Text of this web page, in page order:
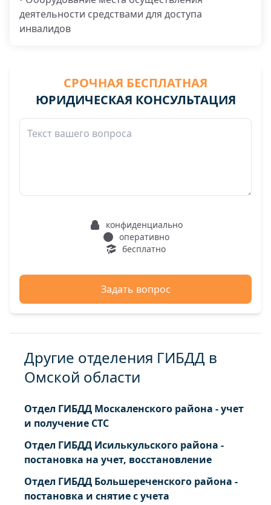
деятельности средствами для доступа
инвалидов
СРОЧНАЯ БЕСПЛАТНАЯ
ЮРИДИЧЕСКАЯ КОНСУЛЬТАЦИЯ
конфиденциально
оперативно
бесплатно
Задать вопрос
Другие отделения ГИБДД в
Омской области
Отдел ГИБДД Москаленского района - учет
и получение СТС
Отдел ГИБДД Исилькульского района -
постановка на учет, восстановление
Отдел ГИБДД Большереченского района -
постановка и снятие с учета